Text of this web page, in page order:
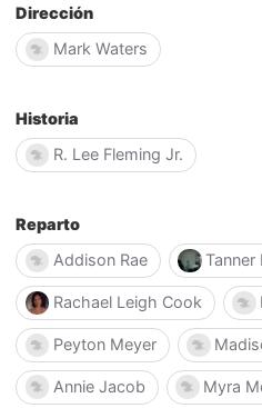
Dirección
Mark Waters
Historia
R. Lee Fleming Jr.
Reparto
Addison Rae
Tanner
Rachael Leigh Cook
Peyton Meyer
Annie Jacob Myra